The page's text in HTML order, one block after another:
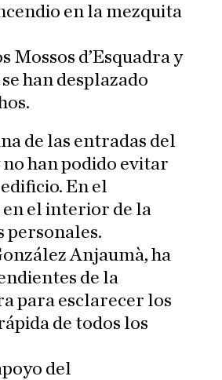
en la mezquita
Mossos d’Esquadra y
han desplazado
de las entradas del
no han podido evitar
En el
el interior de la
personales.
Anjaumà, ha
de la
para esclarecer los
de todos los
del